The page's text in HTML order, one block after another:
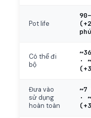
Pot life
Có thể đi
bộ
·
Đưa vào
sử dụng
hoàn toàn
~7
·